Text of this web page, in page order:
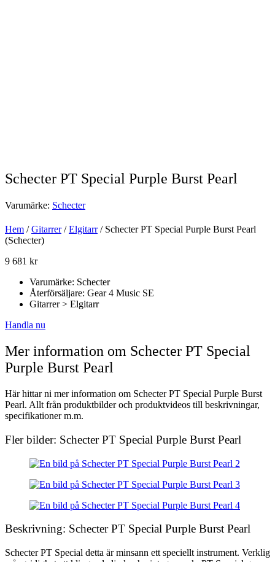
Schecter PT Special Purple Burst Pearl
Varumärke: Schecter
Hem /Gitarrer/Elgitarr/ Schecter PT Special Purple Burst Pearl
(Schecter)
9 681 kr
Varumärke: Schecter
Återförsäljare: Gear 4 Music SE
Gitarrer > Elgitarr
Handla nu
Mer information om Schecter PT Special
Purple Burst Pearl
Här hittar ni mer information om Schecter PT Special Purple Burst
Pearl. Allt från produktbilder och produktvideos till beskrivningar,
specifikationer m.m.
Fler bilder: Schecter PT Special Purple Burst Pearl
Beskrivning: Schecter PT Special Purple Burst Pearl
Schecter PT Special detta är minsann ett speciellt instrument. Verklig